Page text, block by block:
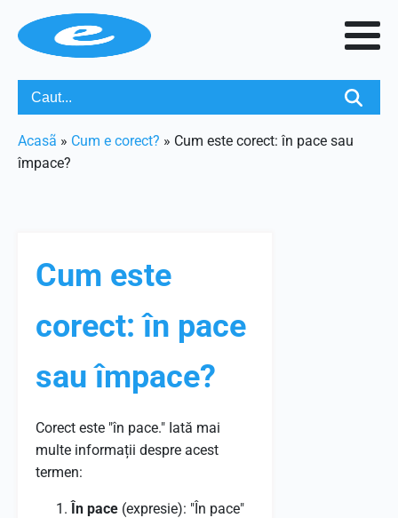
Acasã » Cum e corect? » Cum este corect: în pace sau
împace?
Cum este
corect: în pace
sau împace?
Corect este "în pace." Iată mai
multe informații despre acest
termen:
În pace (expresie): "În pace"